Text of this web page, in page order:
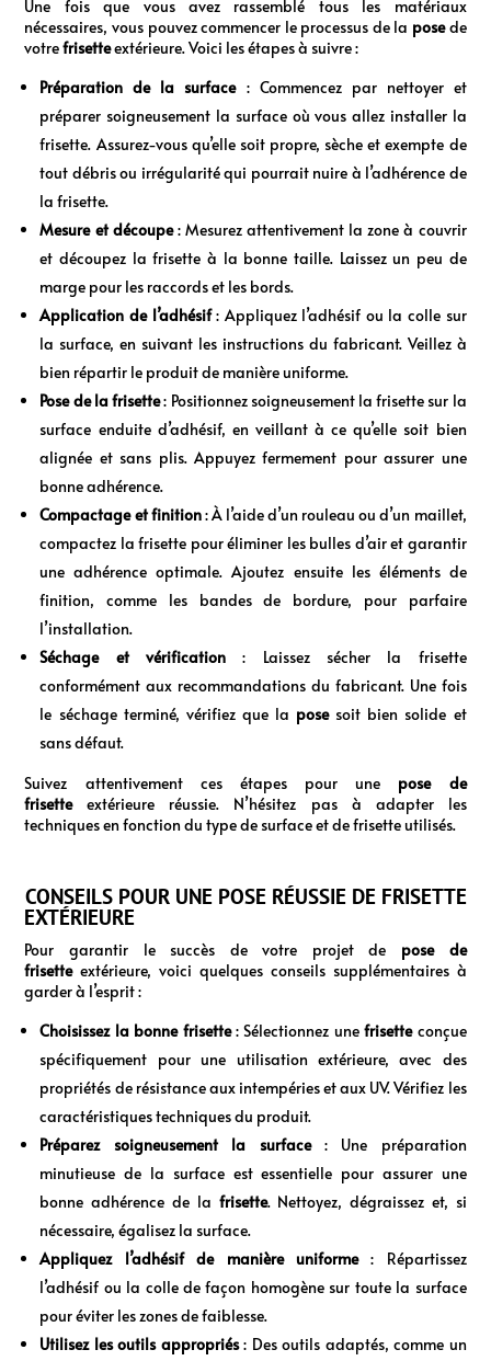
Une fois que vous avez rassemblé tous les matériaux
nécessaires, vous pouvez commencer le processus de la pose de
votrefrisetteextérieure. Voici les étapes à suivre :
Préparation de la surface : Commencez par nettoyer et
préparer soigneusement la surface où vous allez installer la
frisette. Assurez-vous qu’elle soit propre, sèche et exempte de
tout débris ou irrégularité qui pourrait nuire à l’adhérence de
la frisette.
Mesure et découpe : Mesurez attentivement la zone à couvrir
et découpez la frisette à la bonne taille. Laissez un peu de
marge pour les raccords et les bords.
Application de l’adhésif : Appliquez l’adhésif ou la colle sur
la surface, en suivant les instructions du fabricant. Veillez à
bien répartir le produit de manière uniforme.
Pose de la frisette: Positionnez soigneusement la frisette sur la
surface enduite d’adhésif, en veillant à ce qu’elle soit bien
alignée et sans plis. Appuyez fermement pour assurer une
bonne adhérence.
Compactage et finition: À l’aide d’un rouleau ou d’un maillet,
compactez la frisette pour éliminer les bulles d’air et garantir
une adhérence optimale. Ajoutez ensuite les éléments de
finition, comme les bandes de bordure, pour parfaire
l’installation.
Séchage et vérification
: Laissez sécher la frisette
conformément aux recommandations du fabricant. Une fois
le séchage terminé, vérifiez que la pose soit bien solide et
sans défaut.
Suivez attentivement ces étapes pour une
pose de
frisette
extérieure réussie. N’hésitez pas à adapter les
techniques en fonction du type de surface et de frisette utilisés.
CONSEILS POUR UNE POSE RÉUSSIE DE FRISETTE
EXTÉRIEURE
Pour garantir le succès de votre projet de
pose de
frisette extérieure, voici quelques conseils supplémentaires à
garder à l’esprit :
Choisissez la bonne frisette : Sélectionnez une frisette conçue
spécifiquement pour une utilisation extérieure, avec des
propriétés de résistance aux intempéries et aux UV. Vérifiez les
caractéristiques techniques du produit.
Préparez soigneusement la surface
: Une préparation
minutieuse de la surface est essentielle pour assurer une
bonne adhérence de la frisette. Nettoyez, dégraissez et, si
nécessaire, égalisez la surface.
Appliquez l’adhésif de manière uniforme : Répartissez
l’adhésif ou la colle de façon homogène sur toute la surface
pour éviter les zones de faiblesse.
Utilisez les outils appropriés : Des outils adaptés, comme un